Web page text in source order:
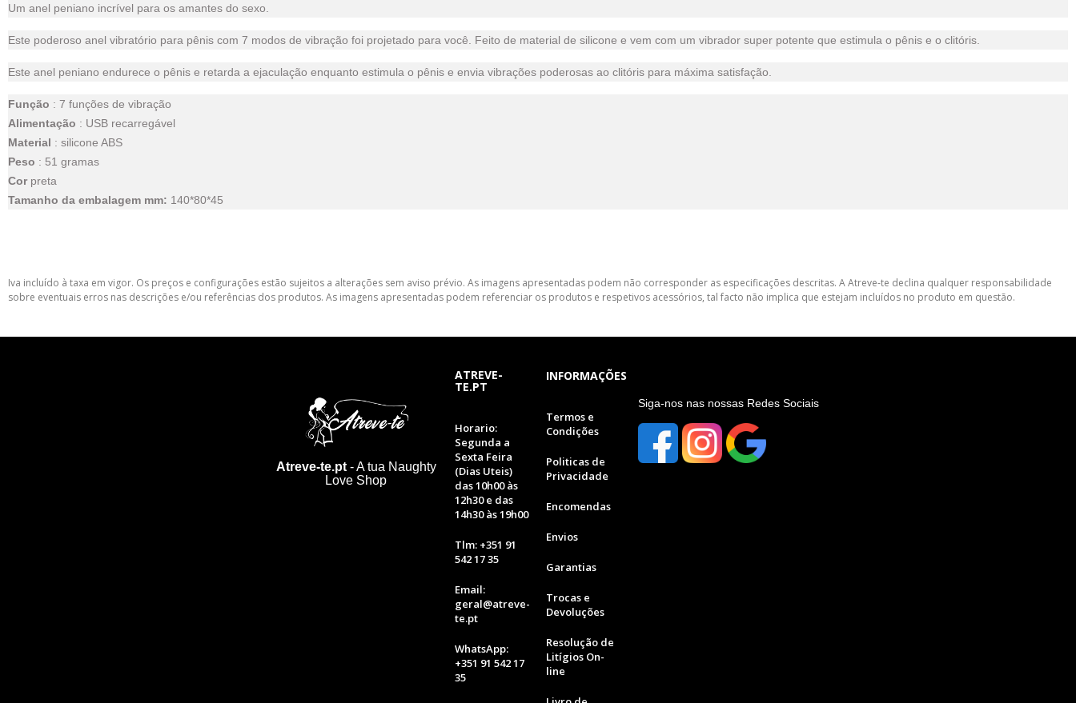
Um anel peniano incrível para os amantes do sexo.
Este poderoso anel vibratório para pênis com 7 modos de vibração foi projetado para você. Feito de material de silicone e vem com um vibrador super potente que estimula o pênis e o clitóris.
Este anel peniano endurece o pênis e retarda a ejaculação enquanto estimula o pênis e envia vibrações poderosas ao clitóris para máxima satisfação.
Função : 7 funções de vibração
Alimentação : USB recarregável
Material : silicone ABS
Peso : 51 gramas
Corpreta
Tamanho da embalagem mm: 140*80*45
Iva incluído à taxa em vigor. Os preços e configurações estão sujeitos a alterações sem aviso prévio. As imagens apresentadas podem não corresponder as especificações descritas. A Atreve-te declina qualquer responsabilidade
sobre eventuais erros nas descrições e/ou referências dos produtos. As imagens apresentadas podem referenciar os produtos e respetivos acessórios, tal facto não implica que estejam incluídos no produto em questão.
Atreve-te.pt- A tua Naughty
Love Shop
ATREVE-
TE.PT
Horario:
Segunda a
Sexta Feira
(Dias Uteis)
das 10h00 às
12h30 e das
14h30 às 19h00
Tlm: +351 91
542 17 35
Email:
geral@atreve-
te.pt
WhatsApp:
+351 91 542 17
35
INFORMAÇÕES
Termos e
Condições
Politicas de
Privacidade
Encomendas
Envios
Garantias
Trocas e
Devoluções
Resolução de
Litígios On-
line
Siga-nos nas nossas Redes Sociais